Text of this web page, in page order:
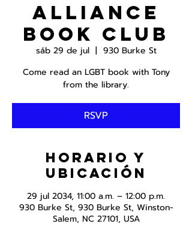
Alliance
Book Club
sáb 29 de jul
  |
930 Burke St
Come read an LGBT book with Tony
from the library.
RSVP
Horario y
ubicación
29 jul 2034, 11:00 a.m. – 12:00 p.m.
930 Burke St, 930 Burke St, Winston-
Salem, NC 27101, USA